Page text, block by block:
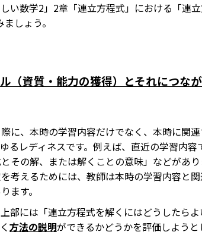
い数学2」2章「連立方程式」における「連
しょう。
資質・能力の獲得）とそれにつな
に、本時の学習内容だけでなく、本時に関
るレディネスです。例えば、直近の学習内
その解、または解くことの意味」などがあ
考えるためには、教師は本時の学習内容と
ます。
部には「連立方程式を解くにはどうしたら
方法の説明ができるかどうかを評価しよう